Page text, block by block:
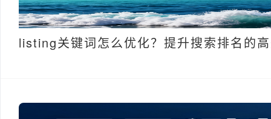
listing关键词怎么优化？提升搜索排名的